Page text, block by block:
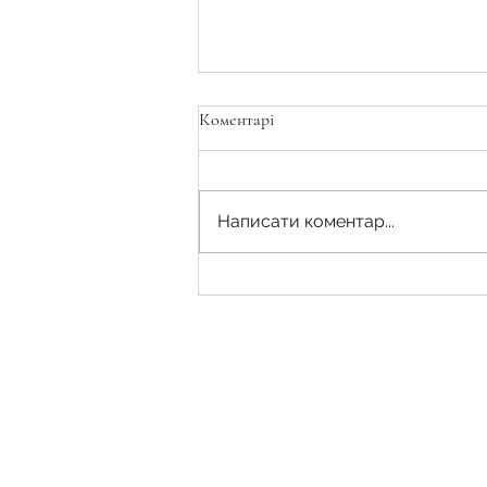
Коментарі
Написати коментар...